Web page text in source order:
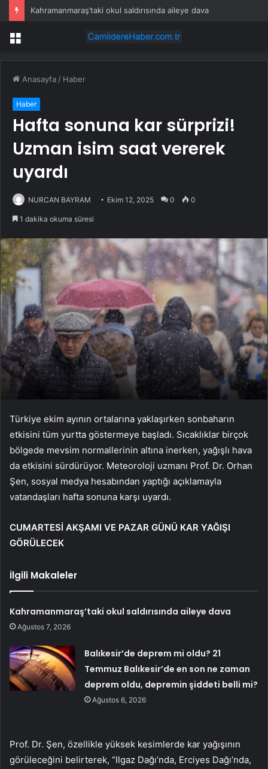
Kahramanmaraş’taki okul saldırısında aileye dava
Menü
Anasayfa / Haber
Haber
Hafta sonuna kar sürprizi!
Uzman isim saat vererek
uyardı
NURCAN BAYRAM Ekim 12, 2025 0 0
1 dakika okuma süresi
Türkiye ekim ayının ortalarına yaklaşırken sonbaharın
etkisini tüm yurtta göstermeye başladı. Sıcaklıklar birçok
bölgede mevsim normallerinin altına inerken, yağışlı hava
da etkisini sürdürüyor. Meteoroloji uzmanı Prof. Dr. Orhan
Şen, sosyal medya hesabından yaptığı açıklamayla
vatandaşları hafta sonuna karşı uyardı.
CUMARTESİ AKŞAMI VE PAZAR GÜNÜ KAR YAĞIŞI
GÖRÜLECEK
İlgili Makaleler
Kahramanmaraş’taki okul saldırısında aileye dava
Ağustos 7, 2026
Balıkesir’de deprem mi oldu? 21
Temmuz Balıkesir’de en son ne zaman
deprem oldu, depremin şiddeti belli mi?
Ağustos 6, 2026
Prof. Dr. Şen, özellikle yüksek kesimlerde kar yağışının
görüleceğini belirterek, “Ilgaz Dağı’nda, Erciyes Dağı’nda,